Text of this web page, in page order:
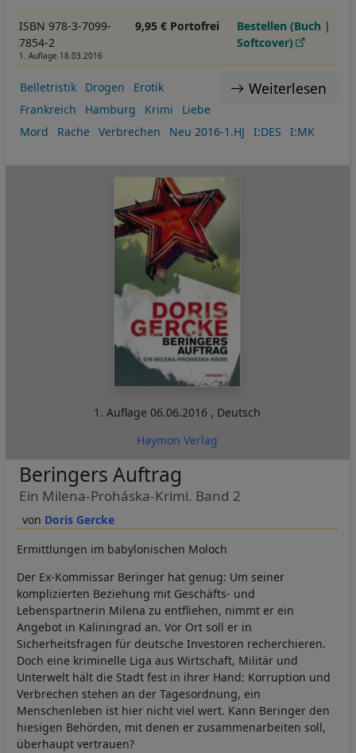
ISBN 978-3-7099-
7854-2
1. Auflage 18.03.2016
9,95 € Portofrei
Bestellen (Buch |
Softcover)
Weiterlesen
Belletristik Drogen
Erotik
Frankreich
Hamburg Krimi
Liebe
Mord
Rache Verbrechen Neu 2016-1.HJ I:DES I:MK
1. Auflage06.06.2016 , Deutsch
Haymon Verlag
Doris Gercke
Beringers Auftrag
Ein Milena-Proháska-Krimi. Band 2
Ermittlungen im babylonischen Moloch
Der Ex-Kommissar Beringer hat genug: Um seiner
komplizierten Beziehung mit Geschäfts- und
Lebenspartnerin Milena zu entfliehen, nimmt er ein
Angebot in Kaliningrad an. Vor Ort soll er in
Sicherheitsfragen für deutsche Investoren recherchieren.
Doch eine kriminelle Liga aus Wirtschaft, Militär und
Unterwelt hält die Stadt fest in ihrer Hand: Korruption und
Verbrechen stehen an der Tagesordnung, ein
Menschenleben ist hier nicht viel wert. Kann Beringer den
hiesigen Behörden, mit denen er zusammenarbeiten soll,
überhaupt vertrauen?